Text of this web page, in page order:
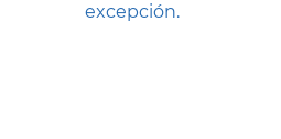
excepción.